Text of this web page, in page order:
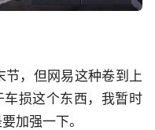
，但网易这种卷到上
车损这个东西，我暂时
加强一下。